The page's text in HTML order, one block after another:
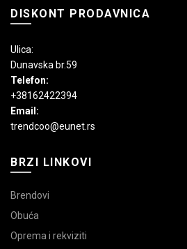
DISKONT PRODAVNICA
Ulica:
Dunavska br.59
Telefon:
+38162422394
Email:
trendcoo@eunet.rs
BRZI LINKOVI
Brendovi
Obuća
Oprema i rekviziti